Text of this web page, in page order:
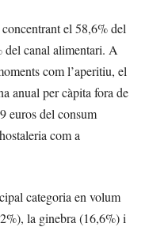
el 58,6% del
canal alimentari. A
com l’aperitiu, el
anual per càpita fora de
euros del consum
com a
categoria en volum
la ginebra (16,6%) i